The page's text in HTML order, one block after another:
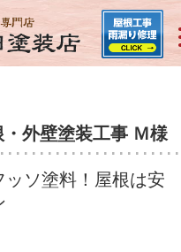
外壁塗装工事 Ｍ様
ソ塗料！屋根は安